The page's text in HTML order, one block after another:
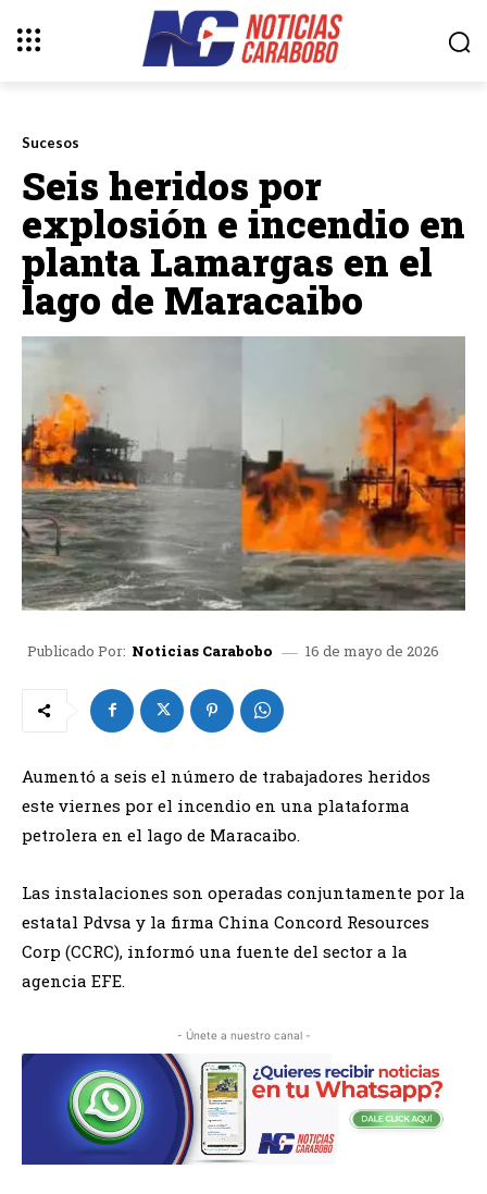
Sucesos
Seis heridos por
explosión e incendio en
planta Lamargas en el
lago de Maracaibo
Publicado Por: Noticias Carabobo 16 de mayo de 2026
Aumentó a seis el número de trabajadores heridos
este viernes por el incendio en una plataforma
petrolera en el lago de Maracaibo.
Las instalaciones son operadas conjuntamente por la
estatal Pdvsa y la firma China Concord Resources
Corp (CCRC), informó una fuente del sector a la
agencia EFE.
- Únete a nuestro canal -